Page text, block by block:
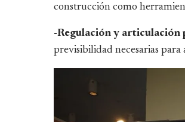
construcción como
-Regulación y articulación
previsibilidad necesarias